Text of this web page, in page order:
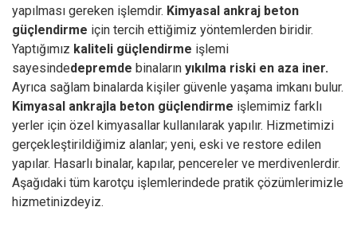
yapılması gereken işlemdir. Kimyasal ankraj beton
güçlendirme için tercih ettiğimiz yöntemlerden biridir.
Yaptığımız kaliteli güçlendirme işlemi
sayesindedepremde binaların yıkılma riski en aza iner.
Ayrıca sağlam binalarda kişiler güvenle yaşama imkanı bulur.
Kimyasal ankrajla beton güçlendirme işlemimiz farklı
yerler için özel kimyasallar kullanılarak yapılır. Hizmetimizi
gerçekleştirildiğimiz alanlar; yeni, eski ve restore edilen
yapılar. Hasarlı binalar, kapılar, pencereler ve merdivenlerdir.
Aşağıdaki tüm karotçu işlemlerindede pratik çözümlerimizle
hizmetinizdeyiz.